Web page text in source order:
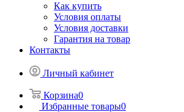
Как купить
Условия оплаты
Условия доставки
Гарантия на товар
Контакты
Личный кабинет
Корзина0
Избранные товары0